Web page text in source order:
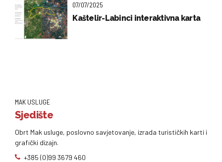
07/07/2025
Kaštelir-Labinci interaktivna karta
MAK USLUGE
Sjedište
Obrt Mak usluge, poslovno savjetovanje, izrada turističkih karti i
grafički dizajn.
+385 (0)99 3679 460